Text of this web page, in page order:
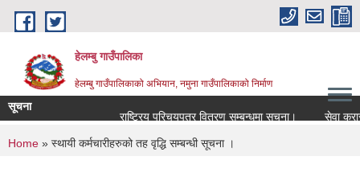
Skip to main content
हेलम्बु गाउँपालिका
हेलम्बु गाउँपालिकाको अभियान, नमुना गाउँपालिकाको निर्माण
सूचना
राष्ट्रिय परिचयपत्र वितरण सम्बन्धमा सूचना।
सेवा करारमा
You are here
Home » स्थायी कर्मचारीहरुको तह वृद्धि सम्बन्धी सूचना ।